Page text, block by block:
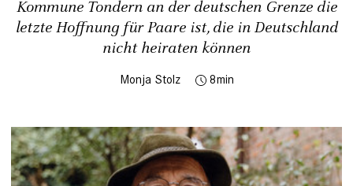
Kommune Tondern an der deutschen Grenze die
letzte Hoffnung für Paare ist, die in Deutschland
nicht heiraten können
Monja Stolz 8